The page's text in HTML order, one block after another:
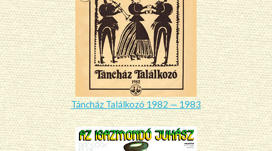
Táncház Találkozó 1982 — 1983